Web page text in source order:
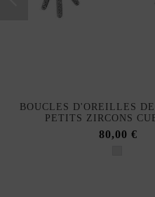
BOUCLES D'OREILLES
PETITS ZIRCONS
80,00 €